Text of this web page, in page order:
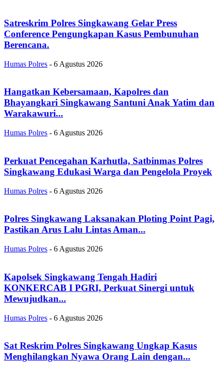
Satreskrim Polres Singkawang Gelar Press
Conference Pengungkapan Kasus Pembunuhan
Berencana.
Humas Polres - 6 Agustus 2026
Hangatkan Kebersamaan, Kapolres dan
Bhayangkari Singkawang Santuni Anak Yatim dan
Warakawuri...
Humas Polres - 6 Agustus 2026
Perkuat Pencegahan Karhutla, Satbinmas Polres
Singkawang Edukasi Warga dan Pengelola Proyek
Humas Polres - 6 Agustus 2026
Polres Singkawang Laksanakan Ploting Point Pagi,
Pastikan Arus Lalu Lintas Aman...
Humas Polres - 6 Agustus 2026
Kapolsek Singkawang Tengah Hadiri
KONKERCAB I PGRI, Perkuat Sinergi untuk
Mewujudkan...
Humas Polres - 6 Agustus 2026
Sat Reskrim Polres Singkawang Ungkap Kasus
Menghilangkan Nyawa Orang Lain dengan...